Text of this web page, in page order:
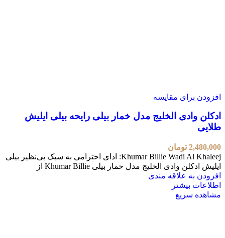
افزودن برای مقایسه
ادکلن وادی الخلیج مدل خمار بیلی رایحه بیلی ایلیش
طلایی
2,480,000 تومان
Khumar Billie Wadi Al Khaleej: ادای احترامی به سبک بی‌نظیر بیلی
ایلیش ادکلن وادی الخلیج مدل خمار بیلی Khumar Billie از
افزودن به علاقه مندی
اطلاعات بیشتر
مشاهده سریع